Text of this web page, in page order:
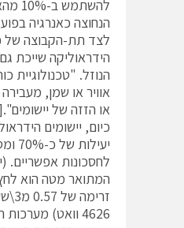
הנחוצה כאנרגיה
לצד תת-הקבוצה של
הידראוליקה שייכת
הנוזל. "טכנולוגיית
אוויר או שמן,
או הזזה של
כיום, יישומים
לחסכונות אפשריים.
4626 וואט)